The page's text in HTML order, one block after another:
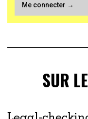
Me connecter →
SUR